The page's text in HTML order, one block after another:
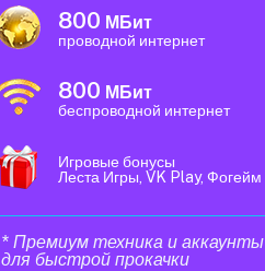
800 МБит
проводной интернет
800 МБит
беспроводной интернет
Игровые бонусы
Леста Игры, VK Play, Фогейм
* Премиум техника и аккаунты
для быстрой прокачки